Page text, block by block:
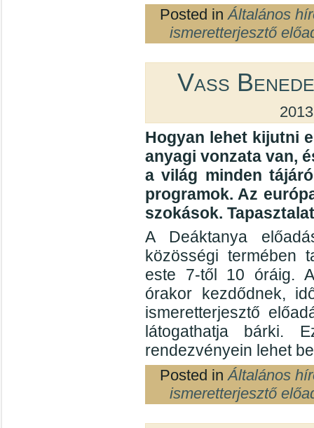
Posted inÁltalános
ismeretterjesztő
Vass
Hogyan lehet kijutni
anyagi vonzata van,
a világ minden
programok. Az
szokások.
A Deáktanya
közösségi termében
este 7-től 10 óráig.
órakor kezdődnek,
ismeretterjesztő
látogathatja bárki.
rendezvényein lehet
Posted in Általános
ismeretterjesztő